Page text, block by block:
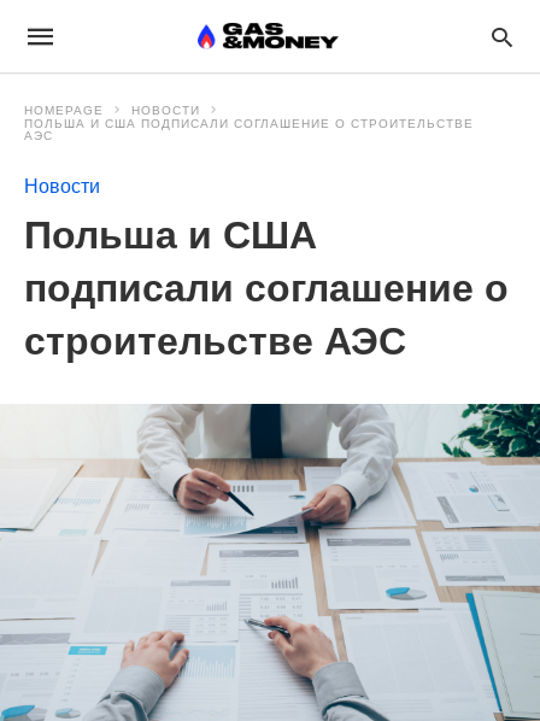
HOMEPAGE
НОВОСТИ
ПОЛЬША И США ПОДПИСАЛИ СОГЛАШЕНИЕ О СТРОИТЕЛЬСТВЕ
АЭС
Новости
Польша и США
подписали соглашение о
строительстве АЭС